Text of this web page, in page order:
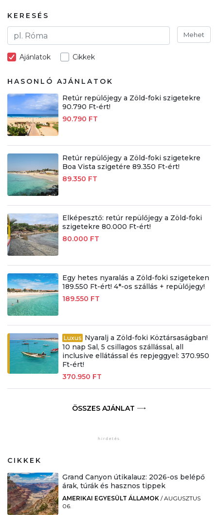
KERESÉS
Mehet
Ajánlatok Cikkek
HASONLÓ AJÁNLATOK
Retúr repülőjegy a Zöld-foki szigetekre
90.790 Ft-ért!
90.790 FT
Retúr repülőjegy a Zöld-foki szigetekre
Boa Vista szigetére 89.350 Ft-ért!
89.350 FT
Elképesztő: retúr repülőjegy a Zöld-foki
szigetekre 80.000 Ft-ért!
80.000 FT
Egy hetes nyaralás a Zöld-foki szigeteken
189.550 Ft-ért! 4*-os szállás + repülőjegy!
189.550 FT
Luxus Nyaralj a Zöld-foki Köztársaságban!
10 nap Sal, 5 csillagos szállással, all
inclusive ellátással és repjeggyel: 370.950
Ft-ért!
370.950 FT
ÖSSZES AJÁNLAT
CIKKEK
Grand Canyon útikalauz: 2026-os belépő
árak, túrák és hasznos tippek
AMERIKAI EGYESÜLT ÁLLAMOK /AUGUSZTUS
06.